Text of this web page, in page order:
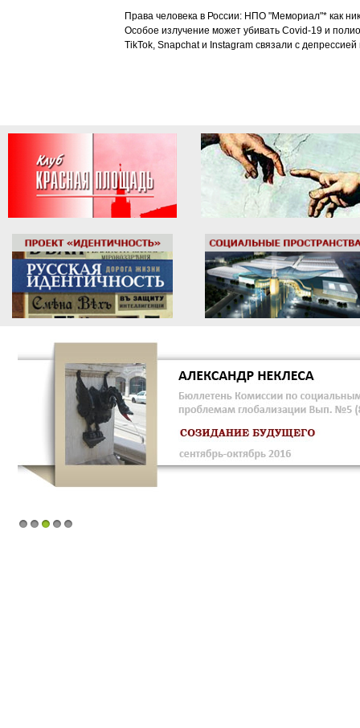
Права человека в России: НПО "Мемориал"* как
Особое излучение может убивать Covid-19 и
TikTok, Snapchat и Instagram связали с